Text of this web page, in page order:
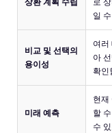
일
비교 및 선택의
용이성
여러
아
확인
미래 예측
현재
할
수